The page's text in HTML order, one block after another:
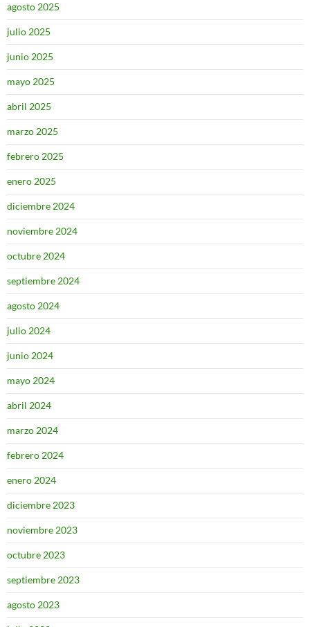
agosto 2025
julio 2025
junio 2025
mayo 2025
abril 2025
marzo 2025
febrero 2025
enero 2025
diciembre 2024
noviembre 2024
octubre 2024
septiembre 2024
agosto 2024
julio 2024
junio 2024
mayo 2024
abril 2024
marzo 2024
febrero 2024
enero 2024
diciembre 2023
noviembre 2023
octubre 2023
septiembre 2023
agosto 2023